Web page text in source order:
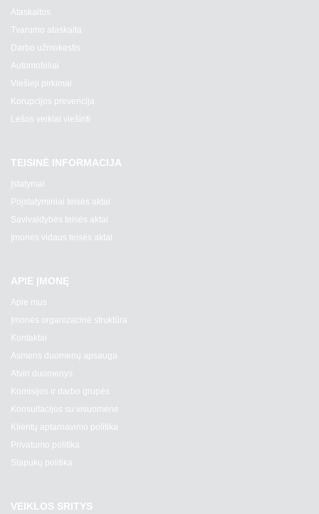
Ataskaitos
Tvarumo ataskaita
Darbo užmokestis
Automobiliai
Viešieji pirkimai
Korupcijos prevencija
Lėšos veiklai viešinti
TEISINĖ INFORMACIJA
Įstatymai
Poįstatyminiai teisės aktai
Savivaldybės teisės aktai
Įmonės vidaus teisės aktai
APIE ĮMONĘ
Apie mus
Įmonės organizacinė struktūra
Kontaktai
Asmens duomenų apsauga
Atviri duomenys
Komisijos ir darbo grupės
Konsultacijos su visuomene
Klientų aptarnavimo politika
Privatumo politika
Slapukų politika
VEIKLOS SRITYS